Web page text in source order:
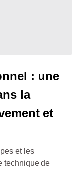
: une
la
et
et les
technique de